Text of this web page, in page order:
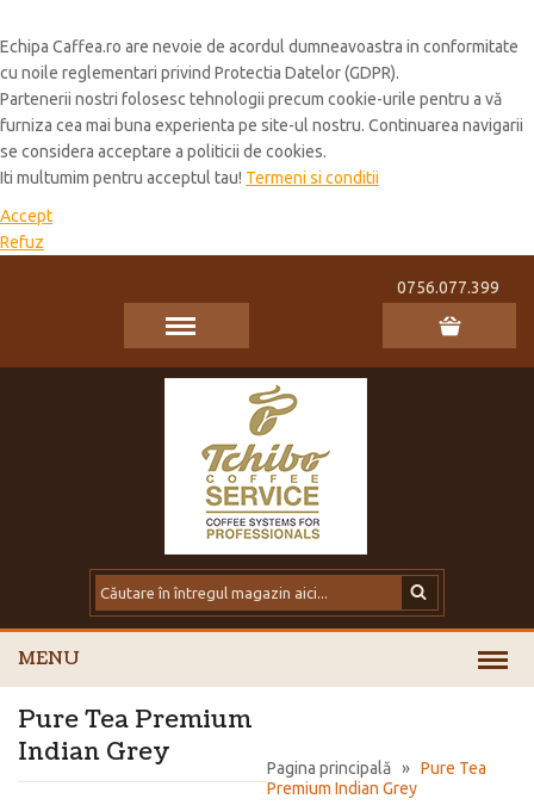
Echipa Caffea.ro are nevoie de acordul dumneavoastra in conformitate
cu noile reglementari privind Protectia Datelor (GDPR).
Partenerii nostri folosesc tehnologii precum cookie-urile pentru a vă
furniza cea mai buna experienta pe site-ul nostru. Continuarea navigarii
se considera acceptare a politicii de cookies.
Iti multumim pentru acceptul tau! Termeni si conditii
Accept
Refuz
0756.077.399
MENU
Pagina principală » Pure Tea
Premium Indian Grey
Pure Tea Premium
Indian Grey